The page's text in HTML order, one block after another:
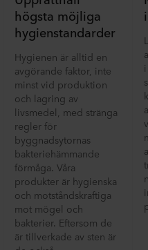
högsta möjliga
hygienstandarder
Hygienen är alltid en
avgörande faktor, inte
minst vid produktion
och lagring av
livsmedel, med stränga
regler för
byggnadsytornas
bakteriehämmande
förmåga. Våra
produkter är hygienska
och motståndskraftiga
mot mögel och
bakterier. Eftersom de
är tillverkade av sten är